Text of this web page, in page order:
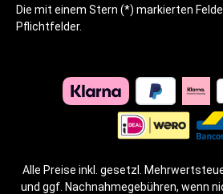
Die mit einem Stern (*) markierten
Pflichtfelder.
Alle Preise inkl. gesetzl.
und ggf. Nachnahmegebühren, wenn